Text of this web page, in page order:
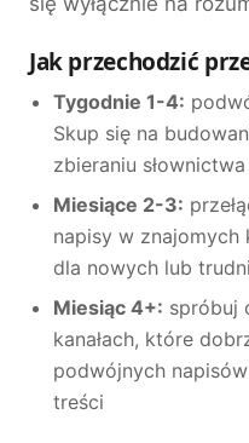
Jak przechodzić
Tygodnie 1-4:
Skup się na
zbieraniu słownictwa
Miesiące 2-3:
napisy w znajomych
dla nowych lub
Miesiąc 4+: spróbuj
kanałach, które
podwójnych
treści